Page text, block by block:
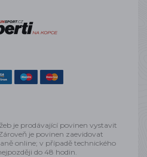
je prodávající povinen vystavit
je povinen zaevidovat
online; v případě technického
do 48 hodin.